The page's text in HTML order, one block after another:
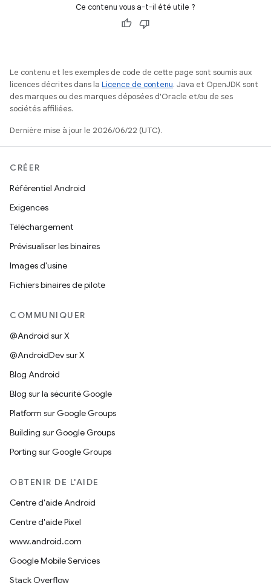
Ce contenu vous a-t-il été utile ?
Le contenu et les exemples de code de cette page sont soumis aux
licences décrites dans la Licence de contenu. Java et OpenJDK sont
des marques ou des marques déposées d'Oracle et/ou de ses
sociétés affiliées.
Dernière mise à jour le 2026/06/22 (UTC).
CRÉER
Référentiel Android
Exigences
Téléchargement
Prévisualiser les binaires
Images d'usine
Fichiers binaires de pilote
COMMUNIQUER
@Android sur X
@AndroidDev sur X
Blog Android
Blog sur la sécurité Google
Platform sur Google Groups
Building sur Google Groups
Porting sur Google Groups
OBTENIR DE L'AIDE
Centre d'aide Android
Centre d'aide Pixel
www.android.com
Google Mobile Services
Stack Overflow